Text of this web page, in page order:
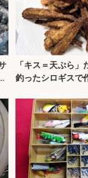
「キス＝天ぷら」
釣ったシロギスで